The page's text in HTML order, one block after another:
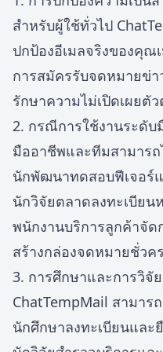
สำหรับผู้ใช้ทั่วไป
ปกป้องอีเมลจริงของคุณ
การสมัครรับจดหมายข่า
รักษาความไม่เปิดเผย
2. กรณีการใช้งานระดับ
มืออาชีพและทีมสามารถ
นักพัฒนาทดสอบฟีเจอร์
นักวิจัยตลาดลงทะเบียน
พนักงานบริการลูกค้าจัด
สร้างกล่องจดหมายชั่วค
3. การศึกษาและการวิจัย
ChatTempMail สามาร
นักศึกษาลงทะเบียนแล